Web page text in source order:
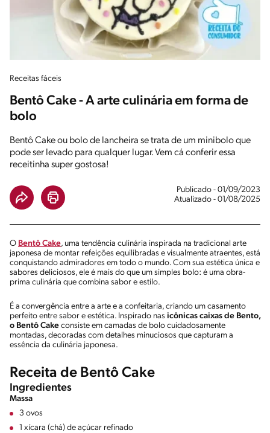
Receitas fáceis
Bentô Cake - A arte culinária em forma de
bolo
Bentô Cake ou bolo de lancheira se trata de um minibolo que
pode ser levado para qualquer lugar. Vem cá conferir essa
receitinha super gostosa!
Publicado - 01/09/2023
Atualizado - 01/08/2025
O Bentô Cake, uma tendência culinária inspirada na tradicional arte
japonesa de montar refeições equilibradas e visualmente atraentes, está
conquistando admiradores em todo o mundo. Com sua estética única e
sabores deliciosos, ele é mais do que um simples bolo: é uma obra-
prima culinária que combina sabor e estilo.
É a convergência entre a arte e a confeitaria, criando um casamento
perfeito entre sabor e estética. Inspirado nas icônicas caixas de Bento,
o Bentô Cake consiste em camadas de bolo cuidadosamente
montadas, decoradas com detalhes minuciosos que capturam a
essência da culinária japonesa.
Receita de Bentô Cake
Ingredientes
Massa
3 ovos
1 xícara (chá) de açúcar refinado